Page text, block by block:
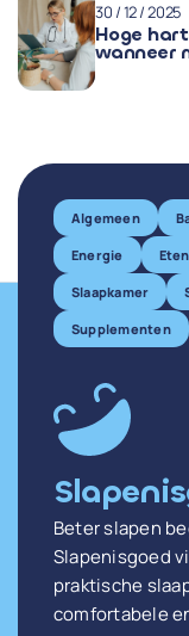
30 / 12 / 2025
Hoge
wanneer
Algemeen
Energie
Slaapkamer
Supplementen
Beter slapen
Slapenisgoed
praktische
comfortabele